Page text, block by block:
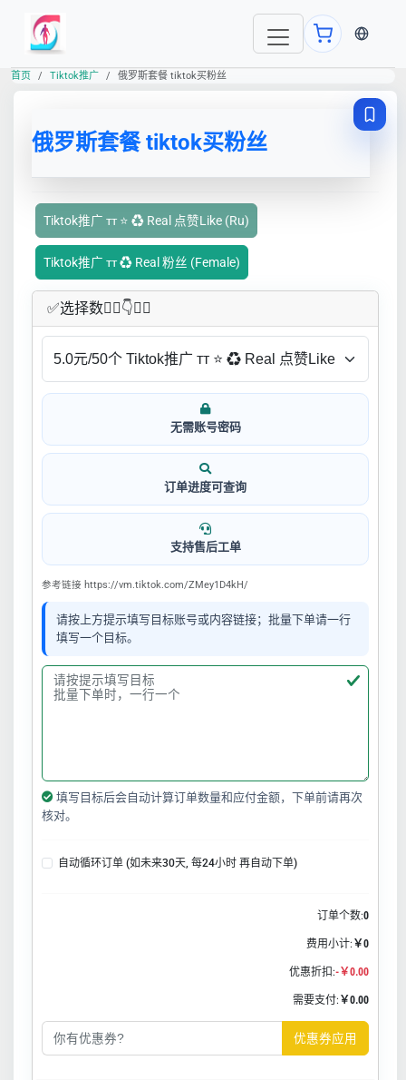
当前语
首页 Tiktok推广 俄罗斯套餐 tiktok买粉丝
俄罗斯套餐 tiktok买粉丝
Tiktok推广 ᴛᴛ ⭐ ♻ Real 点赞Like (Ru)
Tiktok推广 ᴛᴛ ♻ Real 粉丝 (Female)
✅​选择数👇🏻​​👇👇🏻​​
无需账号密码
订单进度可查询
支持售后工单
参考链接 https://vm.tiktok.com/ZMey1D4kH/
请按上方提示填写目标账号或内容链接；批量下单请一行
填写一个目标。
填写目标后会自动计算订单数量和应付金额，下单前请再次
核对。
自动循环订单 (如未来30天, 每24小时 再自动下单)
订单个数:0
费用小计: ￥0
优惠折扣:-￥0.00
需要支付: ￥0.00
优惠券应用